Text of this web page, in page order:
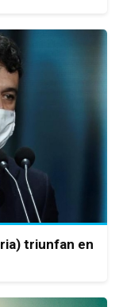
triunfan en